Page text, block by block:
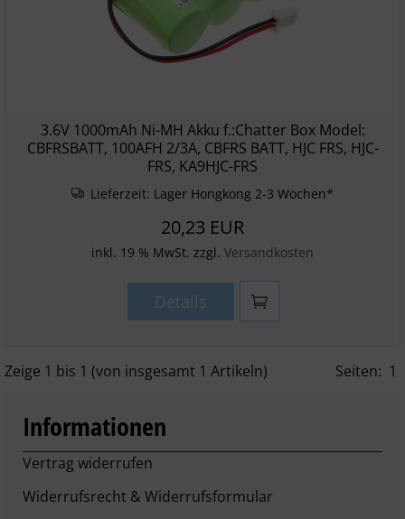
3.6V 1000mAh Ni-MH Akku f.:Chatter Box Model:
CBFRSBATT, 100AFH 2/3A, CBFRS BATT, HJC FRS, HJC-
FRS, KA9HJC-FRS
Lieferzeit: Lager Hongkong 2-3 Wochen*
20,23 EUR
inkl. 19 % MwSt. zzgl. Versandkosten
Details
Zeige 1 bis 1 (von insgesamt 1 Artikeln) Seiten: 1
Informationen
Vertrag widerrufen
Widerrufsrecht & Widerrufsformular